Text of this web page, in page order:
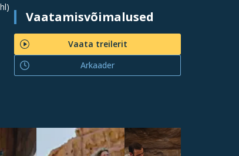
Vaatamisvõimalused
Vaata treilerit
Arkaader